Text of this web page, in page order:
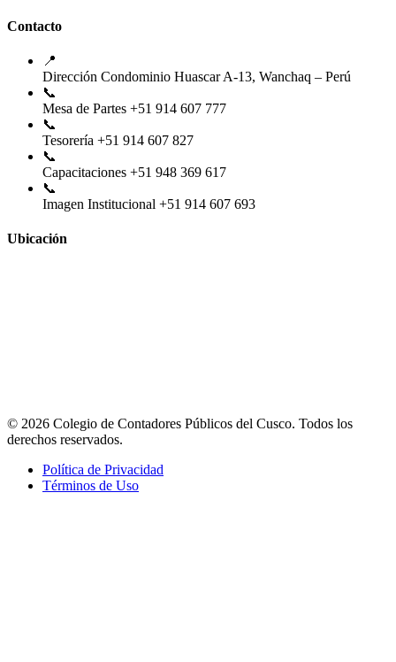
Contacto
📍
Dirección Condominio Huascar A-13, Wanchaq – Perú
📞
Mesa de Partes +51 914 607 777
📞
Tesorería +51 914 607 827
📞
Capacitaciones +51 948 369 617
📞
Imagen Institucional +51 914 607 693
Ubicación
© 2026 Colegio de Contadores Públicos del Cusco. Todos los
derechos reservados.
Política de Privacidad
Términos de Uso